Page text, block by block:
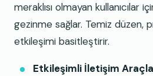
meraklısı olmayan kullanıcılar
gezinme sağlar. Temiz düzen,
etkileşimi basitleştirir.
Etkileşimli İletişim